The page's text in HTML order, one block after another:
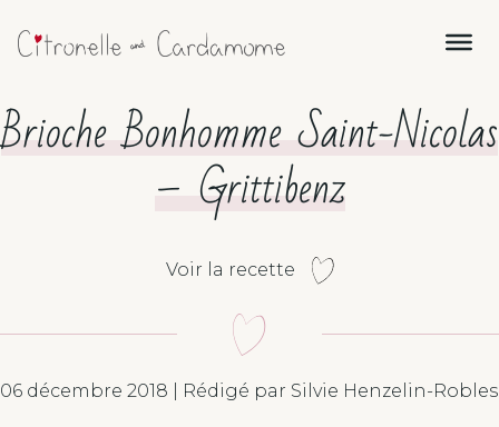
Brioche Bonhomme Saint-Nicolas
– Grittibenz
Voir la recette
06 décembre 2018 | Rédigé par Silvie Henzelin-Robles